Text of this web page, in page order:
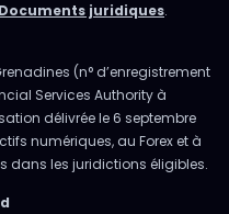
Documents juridiques.
(n° d’enregistrement
Services Authority à
délivrée le 6 septembre
numériques, au Forex et à
dans les juridictions éligibles.